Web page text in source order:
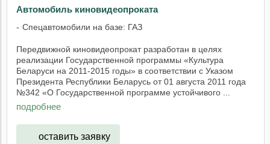
Автомобиль киновидеопроката
Спецавтомобили на базе: ГАЗ
Передвижной киновидеопрокат разработан в целях
реализации Государственной программы «Культура
Беларуси на 2011-2015 годы» в соответствии с Указом
Президента Республики Беларусь от 01 августа 2011 года
№342 «О Государственной программе устойчивого ...
подробнее
оставить заявку